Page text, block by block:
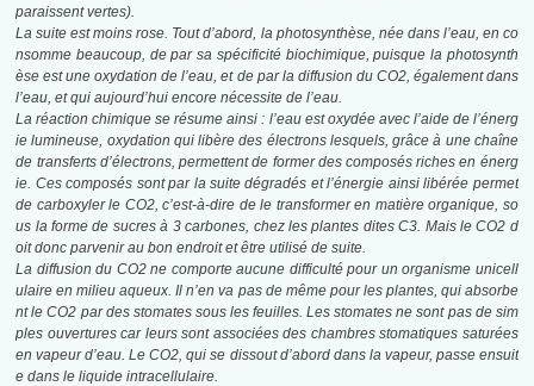
paraissent vertes).
La suite est moins rose. Tout d’abord, la photosynthèse, née dans l’eau, en co
nsomme beaucoup, de par sa spécificité biochimique, puisque la photosynth
èse est une oxydationde l’eau, et de par la diffusion du CO2, également dans
l’eau, et qui aujourd’hui encorenécessite de l’eau.
La réaction chimique se résume ainsi : l’eau est oxydée avec l’aide de l’énerg
ie lumineuse, oxydation qui libère des électrons lesquels, grâce à une chaîne
de transferts d’électrons, permettent de former des composés riches en énerg
ie. Ces composés sontpar la suite dégradés et l’énergie ainsi libérée permet
de carboxyler le CO2, c’est-à-dire de le transformer en matière organique, so
us la forme de sucres à 3 carbones, chez les plantes dites C3. Mais le CO2 d
oit donc parvenir au bon endroit et être utiliséde suite.
La diffusion du CO2 ne comporte aucune difficulté pour un organisme unicell
ulaireen milieu aqueux. Il n’en va pas de même pour les plantes, qui absorbe
nt le CO2 pardes stomates sous les feuilles. Les stomates ne sont pas de sim
ples ouvertures car leurs sont associées des chambres stomatiques saturées
en vapeur d’eau. Le CO2, quise dissout d’abord dans la vapeur, passe ensuit
e dans le liquide intracellulaire.